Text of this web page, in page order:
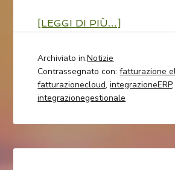
[LEGGI DI PIÙ…]
Archiviato in:Notizie
Contrassegnato con:fatturazione
fatturazionecloud,integrazioneERP,
integrazionegestionale